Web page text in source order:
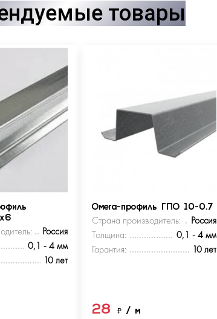
товары
Россия
0,1 - 4 мм
10 лет
Омега-профиль ГПО 10-0.7
Страна производитель:
Россия
Толщина:
0,1 - 4 мм
Гарантия:
10 лет
28₽/ м